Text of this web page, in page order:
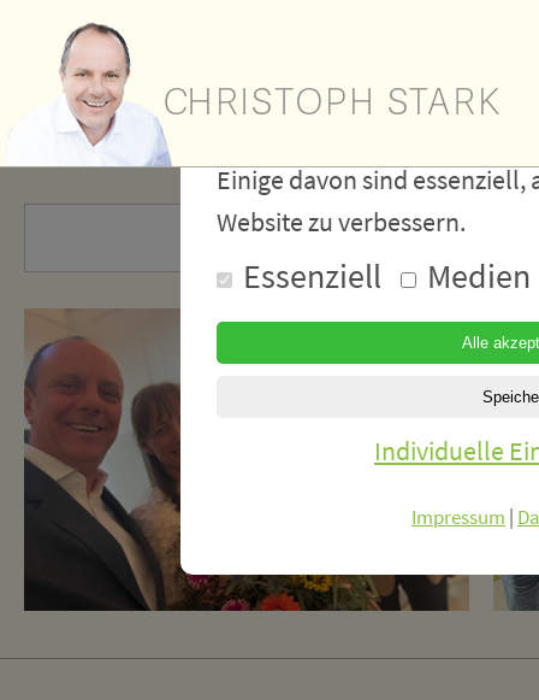
Wir
Cookies
Einige davon sind
Website zu verbessern.
Essenziell Medien
Individuelle
Impressum |